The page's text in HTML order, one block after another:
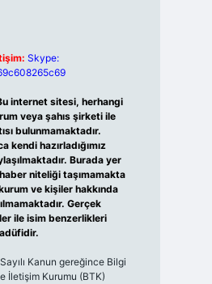
Skype:
internet sitesi, herhangi
veya şahıs şirketi ile
bulunmamaktadır.
kendi hazırladığımız
Burada yer
niteliği taşımamakta
ve kişiler hakkında
Gerçek
ile isim benzerlikleri
Kanun gereğince Bilgi
İletişim Kurumu (BTK)